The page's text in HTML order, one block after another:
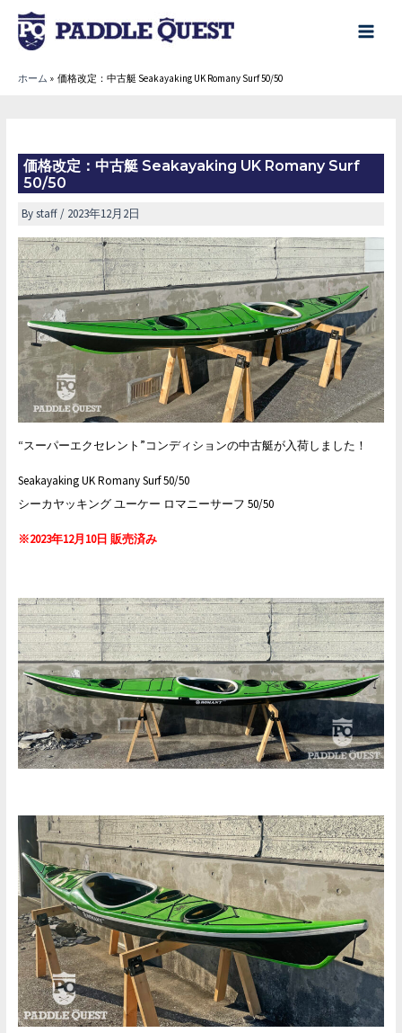
main
ホーム 価格改定：中古艇 Seakayaking UK Romany Surf 50/50
価格改定：中古艇 Seakayaking UK Romany Surf
50/50
Bystaff/ 2023年12月2日
“スーパーエクセレント”コンディションの中古艇が入荷しました！
Seakayaking UK Romany Surf 50/50
シーカヤッキング ユーケー ロマニーサーフ 50/50
※2023年12月10日 販売済み